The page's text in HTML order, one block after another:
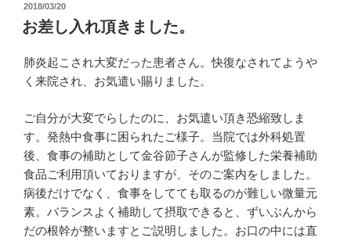
投
稿
日:
2018/03/20
お差し入れ頂きました。
肺炎起こされ大変だった患者さん。快復なされてようや
く来院され、お気遣い賜りました。
ご自分が大変でらしたのに、お気遣い頂き恐縮致しま
す。発熱中食事に困られたご様子。当院では外科処置
後、食事の補助として金谷節子さんが監修した栄養補助
食品ご利用頂いておりますが、そのご案内をしました。
病後だけでなく、食事をしてても取るのが難しい微量元
素。バランスよく補助して摂取できると、ずいぶんから
だの根幹が整いますとご説明しました。お口の中には直